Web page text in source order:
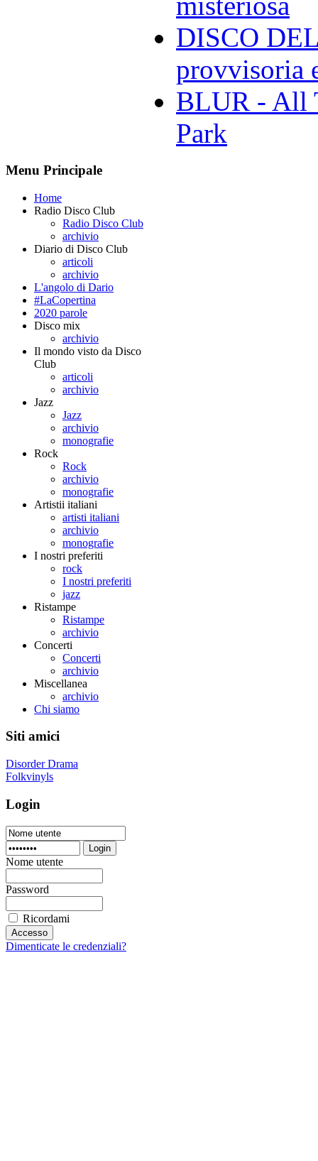
DISCO
provvisoria
BLUR - All
Park
Menu Principale
Home
Radio Disco Club
Radio Disco Club
archivio
Diario di Disco Club
articoli
archivio
L'angolo di Dario
#LaCopertina
2020 parole
Disco mix
archivio
Il mondo visto da Disco
Club
articoli
archivio
Jazz
Jazz
archivio
monografie
Rock
Rock
archivio
monografie
Artistii italiani
artisti italiani
archivio
monografie
I nostri preferiti
rock
I nostri preferiti
jazz
Ristampe
Ristampe
archivio
Concerti
Concerti
archivio
Miscellanea
archivio
Chi siamo
Siti amici
Disorder Drama
Folkvinyls
Login
Login
Nome utente
Password
Ricordami
Dimenticate le credenziali?